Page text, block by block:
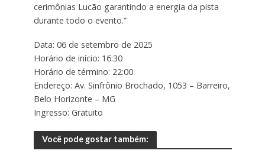
cerimônias Lucão garantindo a energia da pista
durante todo o evento.”
Data: 06 de setembro de 2025
Horário de início: 16:30
Horário de término: 22:00
Endereço: Av. Sinfrônio Brochado, 1053 – Barreiro,
Belo Horizonte – MG
Ingresso: Gratuito
Você pode gostar também: